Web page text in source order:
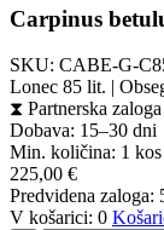
Carpinus
SKU: CABE-G-
Lonec 85 lit. |
⧗ Partnerska zaloga
Dobava: 15–30 dni
Min. količina: 1 kos
225,00 €
Predvidena zaloga:
V košarici: 0